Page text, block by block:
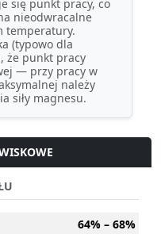
się punkt pracy, co
nieodwracalne
temperatury.
(typowo dla
że punkt pracy
— przy pracy w
należy
siły magnesu.
64% – 68%